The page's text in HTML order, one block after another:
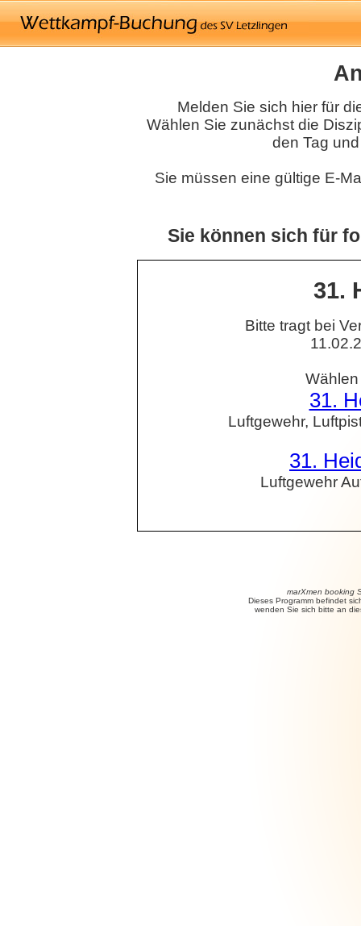
Melden Sie sich hier für
Wählen Sie zunächst die
den Tag
Sie müssen eine gültige E-
Sie können sich für
31.
Bitte tragt bei
31.
Luftgewehr,
31.
Luftgewehr
marXmen booking
Dieses Programm befindet
wenden Sie sich bitte an